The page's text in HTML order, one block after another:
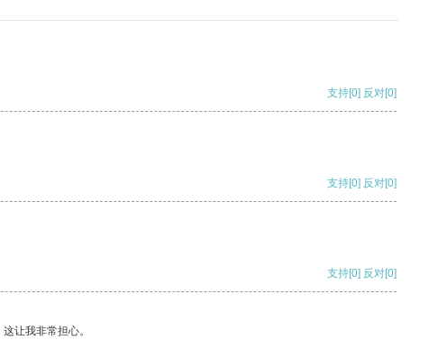
支持[0] 反对[0]
支持[0] 反对[0]
支持[0] 反对[0]
让我非常担心。